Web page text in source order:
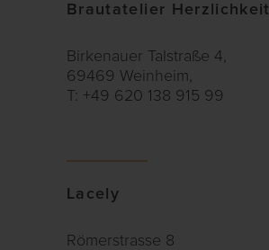
Brautatelier Herzlichkeit
Birkenauer Talstraße 4,
69469 Weinheim,
T: +49 620 138 915 99
Lacely
Römerstrasse 8